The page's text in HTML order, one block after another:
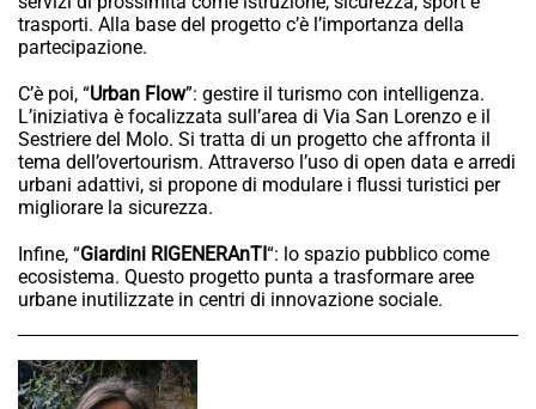
trasporti. Alla base del progetto c’è l’importanza della
partecipazione.
C’è poi, “Urban Flow”: gestire il turismo con intelligenza.
L’iniziativa è focalizzata sull’area di Via San Lorenzo e il
Sestriere del Molo. Si tratta di un progetto che affronta il
tema dell’overtourism. Attraverso l’uso di open data e arredi
urbani adattivi, si propone di modulare i flussi turistici per
migliorare la sicurezza.
Infine, “Giardini RIGENERAnTI“: lo spazio pubblico come
ecosistema. Questo progetto punta a trasformare aree
urbane inutilizzate in centri di innovazione sociale.